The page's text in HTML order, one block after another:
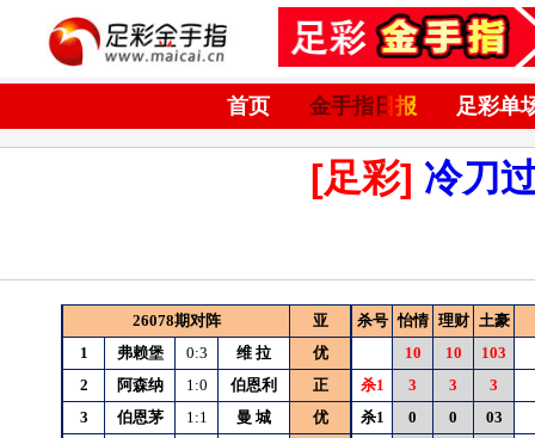
首页 金手指日报 足彩单
[足彩] 冷刀
26078期对阵 亚 杀号 怡情 理财
土豪
1
弗赖堡 0:3 维 拉 优 10 10
103
2
阿森纳 1:0 伯恩利 正 杀1 3 3
3
3
伯恩茅 1:1 曼 城 优 杀1 0 0
03